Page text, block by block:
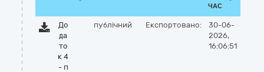
ЧАС
До
да
то
к 4
- п
публічний Експортовано:
30-06-
2026,
16:06:51